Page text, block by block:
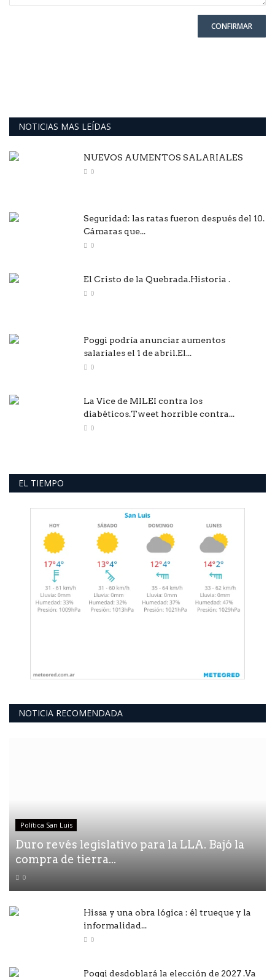
CONFIRMAR
NOTICIAS MAS LEÍDAS
NUEVOS AUMENTOS SALARIALES
0
Seguridad: las ratas fueron después del 10.
Cámaras que...
0
El Cristo de la Quebrada.Historia .
0
Poggi podría anunciar aumentos
salariales el 1 de abril.El...
0
La Vice de MILEI contra los
diabéticos.Tweet horrible contra...
0
EL TIEMPO
NOTICIA RECOMENDADA
Política San Luis
Duro revés legislativo para la LLA. Bajó la
compra de tierra...
0
Hissa y una obra lógica : él trueque y la
informalidad...
0
Poggi desdoblará la elección de 2027 .Va